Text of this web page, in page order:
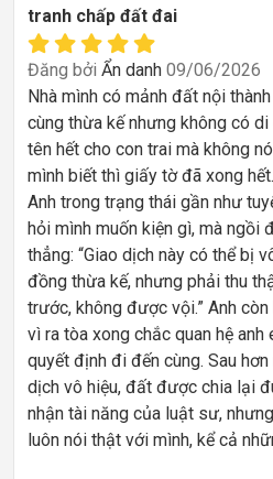
tranh chấp đất đai
Đăng bởi Ẩn danh 09/06/2026
Nhà mình có mảnh đất nội
cùng thừa kế nhưng không có
tên hết cho con trai mà không
mình biết thì giấy tờ đã xong
Anh trong trạng thái gần như
hỏi mình muốn kiện gì, mà ngồi
thẳng: “Giao dịch này có thể bị
đồng thừa kế, nhưng phải thu
trước, không được vội.” Anh
vì ra tòa xong chắc quan hệ anh
quyết định đi đến cùng. Sau
dịch vô hiệu, đất được chia lại
nhận tài năng của luật sư,
luôn nói thật với mình, kể cả